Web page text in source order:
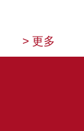
> 更多